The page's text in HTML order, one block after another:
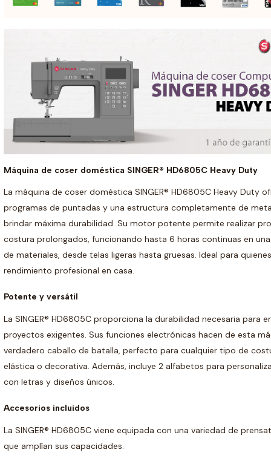
Máquina de coser doméstica SINGER® HD6805C Heavy Duty
La máquina de coser doméstica SINGER® HD6805C Heavy Duty
programas de puntadas y una estructura completamente de
brindar máxima durabilidad. Su motor potente permite realizar
costura prolongados, funcionando hasta 6 horas continuas en
de materiales, desde telas ligeras hasta gruesas. Ideal para
rendimiento profesional en casa.
Potente y versátil
La SINGER® HD6805C proporciona la durabilidad necesaria para
proyectos exigentes. Sus funciones electrónicas hacen de esta
verdadero caballo de batalla, perfecto para cualquier tipo de
elástica o decorativa. Además, incluye 2 alfabetos para
con letras y diseños únicos.
Accesorios incluidos
La SINGER® HD6805C viene equipada con una variedad de
que amplían sus capacidades: